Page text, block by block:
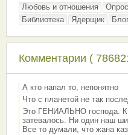
Любовь и отношения
Библиотека
Ядерщик
Комментарии (
А кто напал то, непонятно
Что с планетой не так
Это ГЕНИАЛЬНО господа.
затевалось. Ни один наш
Все то думали, что жана